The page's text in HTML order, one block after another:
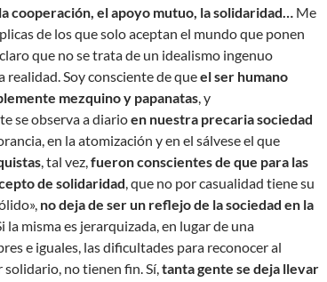
cooperación, el apoyo mutuo, la solidaridad… Me
de los que solo aceptan el mundo que ponen
que no se trata de un idealismo ingenuo
realidad. Soy consciente de queel ser humano
mezquino y papanatas, y
se observa a diarioen nuestra precaria sociedad
en la atomización y en el sálvese el que
, tal vez,fueron conscientes de que para las
de solidaridad, que no por casualidad tiene su
no deja de ser un reflejo de la sociedad en la
la misma es jerarquizada, en lugar de una
e iguales, las dificultades para reconocer al
solidario, no tienen fin. Sí,tanta gente se deja llevar